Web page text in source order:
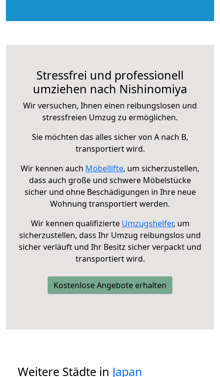
Stressfrei und professionell
umziehen nach Nishinomiya
Wir versuchen, Ihnen einen reibungslosen und
stressfreien Umzug zu ermöglichen.
Sie möchten das alles sicher von A nach B,
transportiert wird.
Wir kennen auch Möbellifte, um sicherzustellen,
dass auch große und schwere Möbelstücke
sicher und ohne Beschädigungen in Ihre neue
Wohnung transportiert werden.
Wir kennen qualifizierte Umzugshelfer, um
sicherzustellen, dass Ihr Umzug reibungslos und
sicher verläuft und Ihr Besitz sicher verpackt und
transportiert wird.
Kostenlose Angebote erhalten
Weitere Städte in Japan